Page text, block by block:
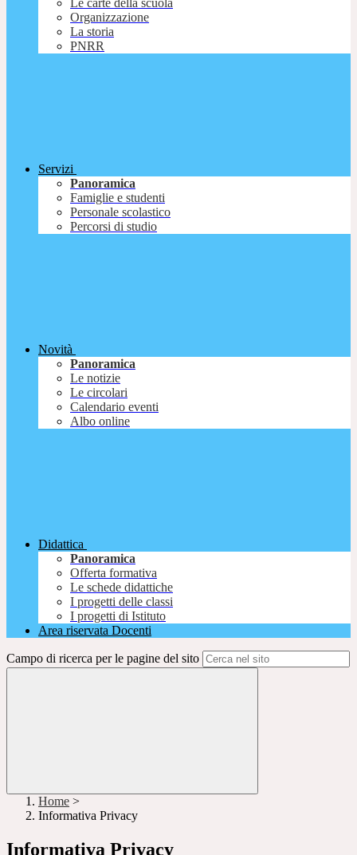
Le carte della scuola
Organizzazione
La storia
PNRR
Servizi
Panoramica
Famiglie e studenti
Personale scolastico
Percorsi di studio
Novità
Panoramica
Le notizie
Le circolari
Calendario eventi
Albo online
Didattica
Panoramica
Offerta formativa
Le schede didattiche
I progetti delle classi
I progetti di Istituto
Area riservata Docenti
Campo di ricerca per le pagine del sito
Home >
Informativa Privacy
Informativa Privacy